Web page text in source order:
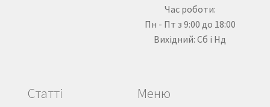
Час роботи:
Пн - Пт з 9:00 до 18:00
Вихідний: Сб і Нд
Статті Меню